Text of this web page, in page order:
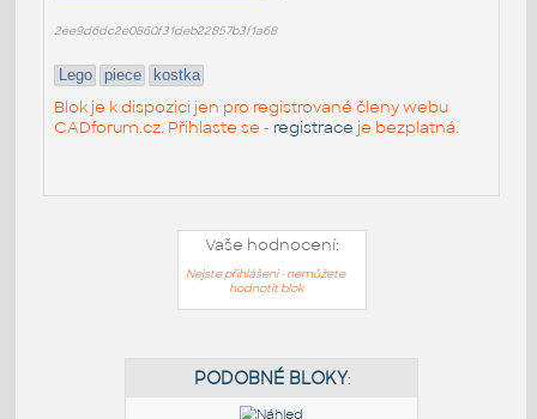
2ee9d6dc2e0860f31deb22857b3f1a68
Lego piece kostka
Blok je k dispozici jen pro registrované členy webu
CADforum.cz. Přihlaste se - registrace je bezplatná.
Vaše hodnocení:
Nejste přihlášeni - nemůžete
hodnotit blok